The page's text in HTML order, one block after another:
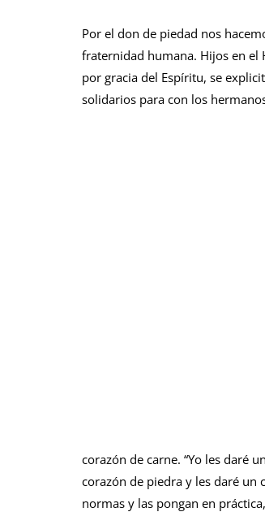
Por el don de piedad nos
fraternidad humana. Hijos en el
por gracia del Espíritu, se
solidarios para con los
corazón de carne. “Yo les daré
corazón de piedra y les daré un
normas y las pongan en